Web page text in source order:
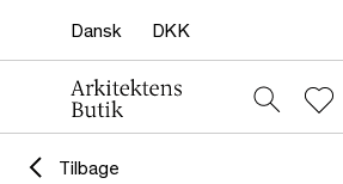
Tilbage